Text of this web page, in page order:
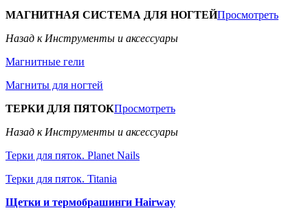
МАГНИТНАЯ СИСТЕМА ДЛЯ НОГТЕЙПросмотреть
Назад к Инструменты и аксессуары
Магнитные гели
Магниты для ногтей
ТЕРКИ ДЛЯ ПЯТОКПросмотреть
Назад к Инструменты и аксессуары
Терки для пяток. Planet Nails
Терки для пяток. Titania
Щетки и термобрашинги Hairway